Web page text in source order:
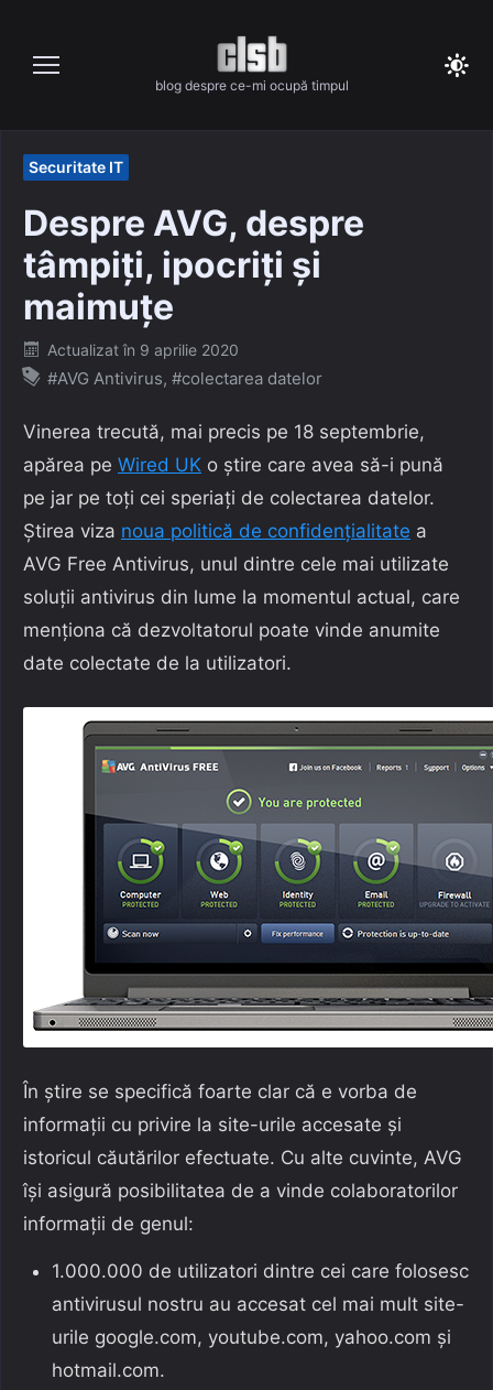
content
blog despre ce-mi ocupă timpul
Securitate IT
Despre AVG, despre
tâmpiți, ipocriți și
maimuțe
Posted
on
Actualizat în 9 aprilie 2020
#AVG Antivirus, #colectarea datelor
Vinerea trecută, mai precis pe 18 septembrie,
apărea pe Wired UK o știre care avea să-i pună
pe jar pe toți cei speriați de colectarea datelor.
Știrea viza noua politică de confidențialitate a
AVG Free Antivirus, unul dintre cele mai utilizate
soluții antivirus din lume la momentul actual, care
menționa că dezvoltatorul poate vinde anumite
date colectate de la utilizatori.
În știre se specifică foarte clar că e vorba de
informații cu privire la site-urile accesate și
istoricul căutărilor efectuate. Cu alte cuvinte, AVG
își asigură posibilitatea de a vinde colaboratorilor
informații de genul:
1.000.000 de utilizatori dintre cei care folosesc
antivirusul nostru au accesat cel mai mult site-
urile google.com, youtube.com, yahoo.com și
hotmail.com.